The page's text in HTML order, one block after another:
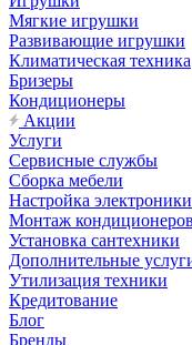
Мягкие игрушки
Развивающие игрушки
Климатическая техника
Бризеры
Кондиционеры
Акции
Услуги
Сервисные службы
Сборка мебели
Настройка электроники
Монтаж кондиционеров
Установка сантехники
Дополнительные
Утилизация техники
Кредитование
Блог
Бренды